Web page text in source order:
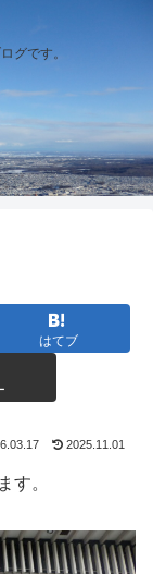
グです。
はてブ
2025.11.01
す。